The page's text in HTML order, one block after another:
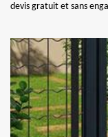
devis gratuit et sans